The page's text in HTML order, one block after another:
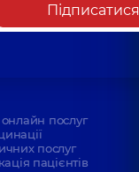
Підписатися
послуг
послуг
пацієнтів